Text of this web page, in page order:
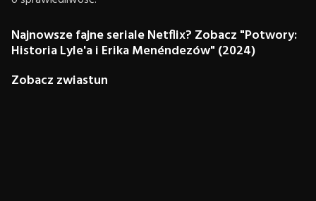
Najnowsze fajne seriale Netflix? Zobacz "Potwory:
Historia Lyle'a i Erika Menéndezów" (2024)
Zobacz zwiastun